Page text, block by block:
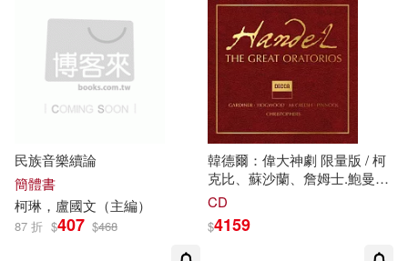
民族音樂續論
簡體書
柯琳 ，盧國文（主編）
87 折 $407 $468
韓德爾：偉大神劇 限量版 / 柯
克比、蘇沙蘭、詹姆士.鮑曼、
阿琳.奧潔、范.歐塔、凱瑟
(41CD)(Handel: The Great
Oratorios / Hogwood / Gardiner
CD
$4159